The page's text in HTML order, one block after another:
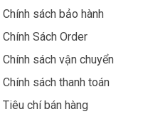
Chính sách bảo hành
Chính Sách Order
Chính sách vận chuyển
Chính sách thanh toán
Tiêu chí bán hàng